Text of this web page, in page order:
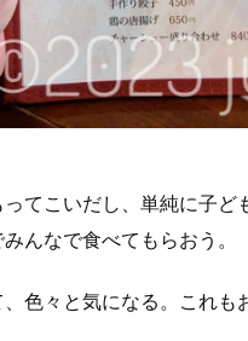
てこいだし、単純に子ど
んなで食べてもらおう。
色々と気になる。これも